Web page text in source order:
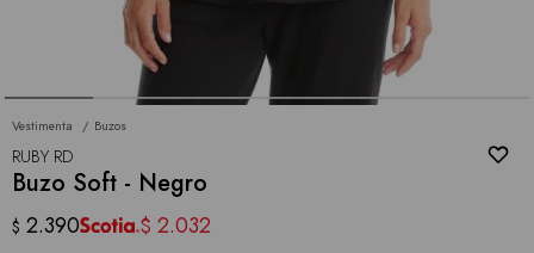
Vestimenta Buzos
RUBY RD
Buzo Soft - Negro
$ 2.390 $ 2.032